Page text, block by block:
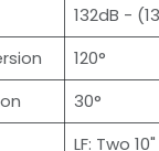
132dB -
120°
30°
LF: Two